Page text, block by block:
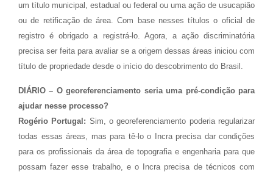
um título municipal, estadual ou federal ou uma ação de usucapião
ou de retificação de área. Com base nesses títulos o oficial de
registro é obrigado a registrá-lo. Agora, a ação discriminatória
precisa ser feita para avaliar se a origem dessas áreas iniciou com
título de propriedade desde o início do descobrimento do Brasil.
DIÁRIO – O georeferenciamento seria uma pré-condição para
ajudar nesse processo?
Rogério Portugal: Sim, o georeferenciamento poderia regularizar
todas essas áreas, mas para tê-lo o Incra precisa dar condições
para os profissionais da área de topografia e engenharia para que
possam fazer esse trabalho, e o Incra precisa de técnicos com